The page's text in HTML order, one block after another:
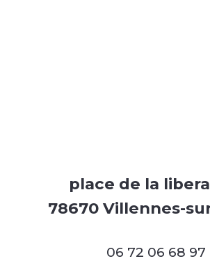
place de la
78670 Villennes-
06 72 06 68 97